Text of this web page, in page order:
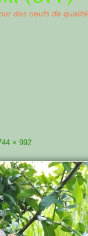
des oeufs de qualité
× 992